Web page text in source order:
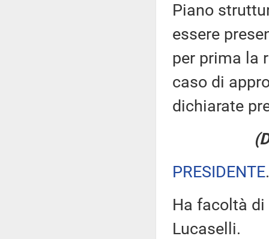
Piano
essere
per prima la
caso di
dichiarate
PRESIDENTE
Ha facoltà
Lucaselli.